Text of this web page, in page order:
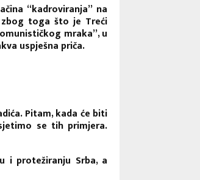
“kadroviranja” na
toga što je Treći
mraka”, u
uspješna priča.
Pitam, kada će biti
se tih primjera.
i protežiranju Srba, a